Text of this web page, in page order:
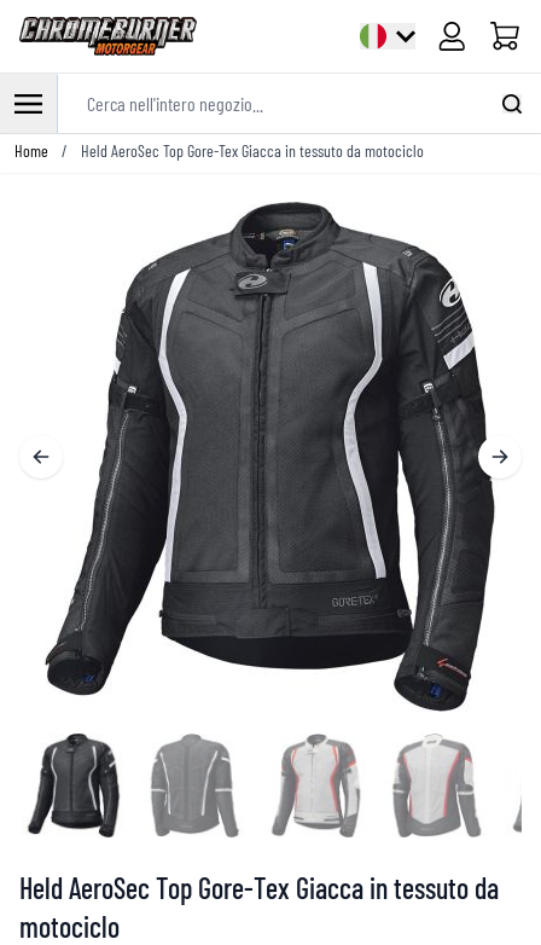
Cart
Salta al contenuto
Home / Held AeroSec Top Gore-Tex Giacca in tessuto da motociclo
Held AeroSec Top Gore-Tex Giacca in tessuto da
motociclo